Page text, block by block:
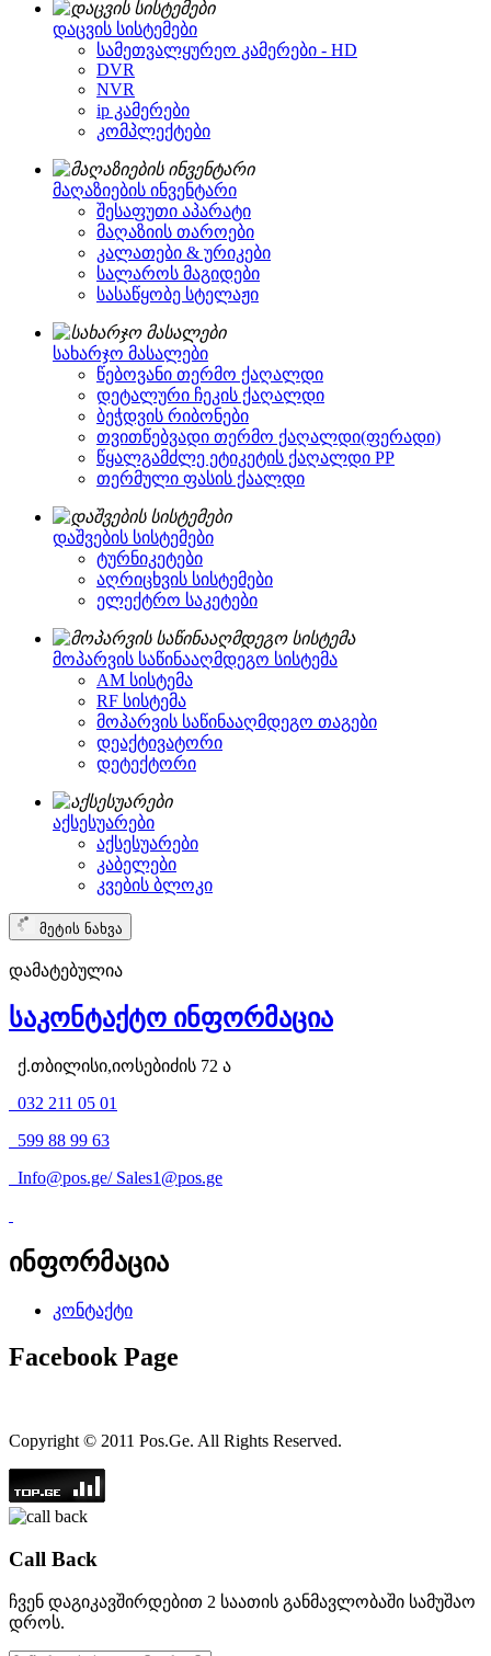
დაცვის სისტემები
სამეთვალყურეო კამერები - HD
DVR
NVR
ip კამერები
კომპლექტები
მაღაზიების ინვენტარი
შესაფუთი აპარატი
მაღაზიის თაროები
კალათები & ურიკები
სალაროს მაგიდები
სასაწყობე სტელაჟი
სახარჯო მასალები
წებოვანი თერმო ქაღალდი
დეტალური ჩეკის ქაღალდი
ბეჭდვის რიბონები
თვითწებვადი თერმო ქაღალდი(ფერადი)
წყალგამძლე ეტიკეტის ქაღალდი PP
თერმული ფასის ქაალდი
დაშვების სისტემები
ტურნიკეტები
აღრიცხვის სისტემები
ელექტრო საკეტები
მოპარვის საწინააღმდეგო სისტემა
AM სისტემა
RF სისტემა
მოპარვის საწინააღმდეგო თაგები
დეაქტივატორი
დეტექტორი
აქსესუარები
აქსესუარები
კაბელები
კვების ბლოკი
მეტის ნახვა
დამატებულია
საკონტაქტო ინფორმაცია
ქ.თბილისი,იოსებიძის 72 ა
032 211 05 01
599 88 99 63
Info@pos.ge/ Sales1@pos.ge
ინფორმაცია
კონტაქტი
Facebook Page
Copyright © 2011 Pos.Ge. All Rights Reserved.
Call Back
ჩვენ დაგიკავშირდებით 2 საათის განმავლობაში სამუშაო
დროს.